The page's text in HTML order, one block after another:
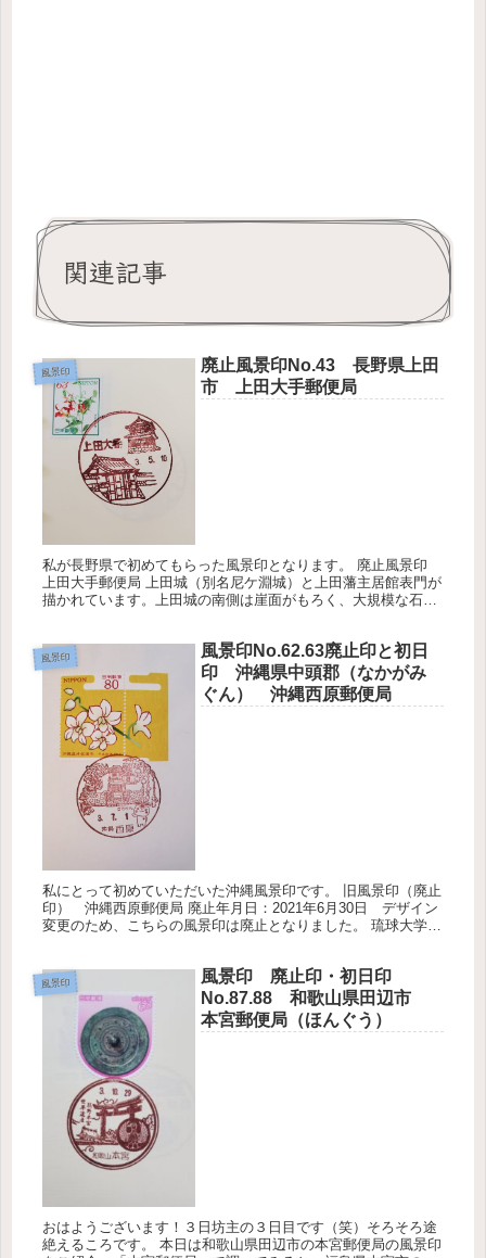
関連記事
風景印
廃止風景印No.43 長野県上田
市 上田大手郵便局
私が長野県で初めてもらった風景印となります。 廃止風景印
上田大手郵便局 上田城（別名尼ケ淵城）と上田藩主居館表門が
描かれています。上田城の南側は崖面がもろく、大規模な石垣
風景印
風景印No.62.63廃止印と初日
印 沖縄県中頭郡（なかがみ
ぐん） 沖縄西原郵便局
私にとって初めていただいた沖縄風景印です。 旧風景印（廃止
印） 沖縄西原郵便局 廃止年月日：2021年6月30日 デザイン
変更のため、こちらの風景印は廃止となりました。 琉球大学、
風景印
風景印 廃止印・初日印
No.87.88 和歌山県田辺市
本宮郵便局（ほんぐう）
おはようございます！３日坊主の３日目です（笑）そろそろ途
絶えるころです。 本日は和歌山県田辺市の本宮郵便局の風景印